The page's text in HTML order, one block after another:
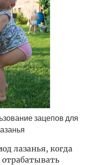
зацепов для
лазанья, когда
отрабатывать